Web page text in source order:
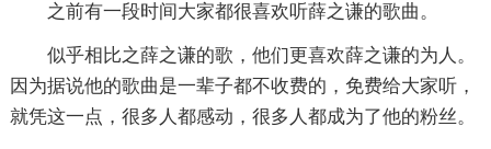
之前有一段时间大家都很喜欢听薛之谦的歌曲。
似乎相比之薛之谦的歌，他们更喜欢薛之谦的为人。
因为据说他的歌曲是一辈子都不收费的，免费给大家听，
就凭这一点，很多人都感动，很多人都成为了他的粉丝。